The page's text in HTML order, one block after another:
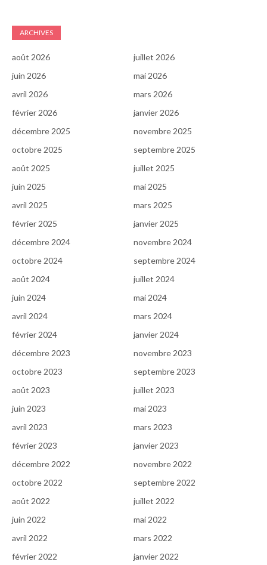
ARCHIVES
août 2026
juillet 2026
juin 2026
mai 2026
avril 2026
mars 2026
février 2026
janvier 2026
décembre 2025
novembre 2025
octobre 2025
septembre 2025
août 2025
juillet 2025
juin 2025
mai 2025
avril 2025
mars 2025
février 2025
janvier 2025
décembre 2024
novembre 2024
octobre 2024
septembre 2024
août 2024
juillet 2024
juin 2024
mai 2024
avril 2024
mars 2024
février 2024
janvier 2024
décembre 2023
novembre 2023
octobre 2023
septembre 2023
août 2023
juillet 2023
juin 2023
mai 2023
avril 2023
mars 2023
février 2023
janvier 2023
décembre 2022
novembre 2022
octobre 2022
septembre 2022
août 2022
juillet 2022
juin 2022
mai 2022
avril 2022
mars 2022
février 2022
janvier 2022